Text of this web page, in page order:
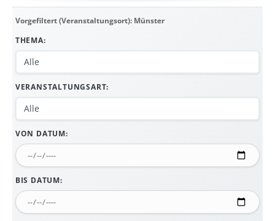
Vorgefiltert (Veranstaltungsort): Münster
THEMA:
VERANSTALTUNGSART:
VON DATUM:
BIS DATUM: